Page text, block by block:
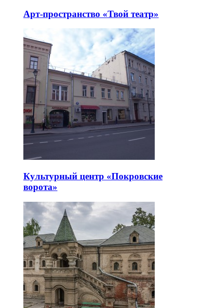
Арт-пространство «Твой театр»
Культурный центр «Покровские
ворота»